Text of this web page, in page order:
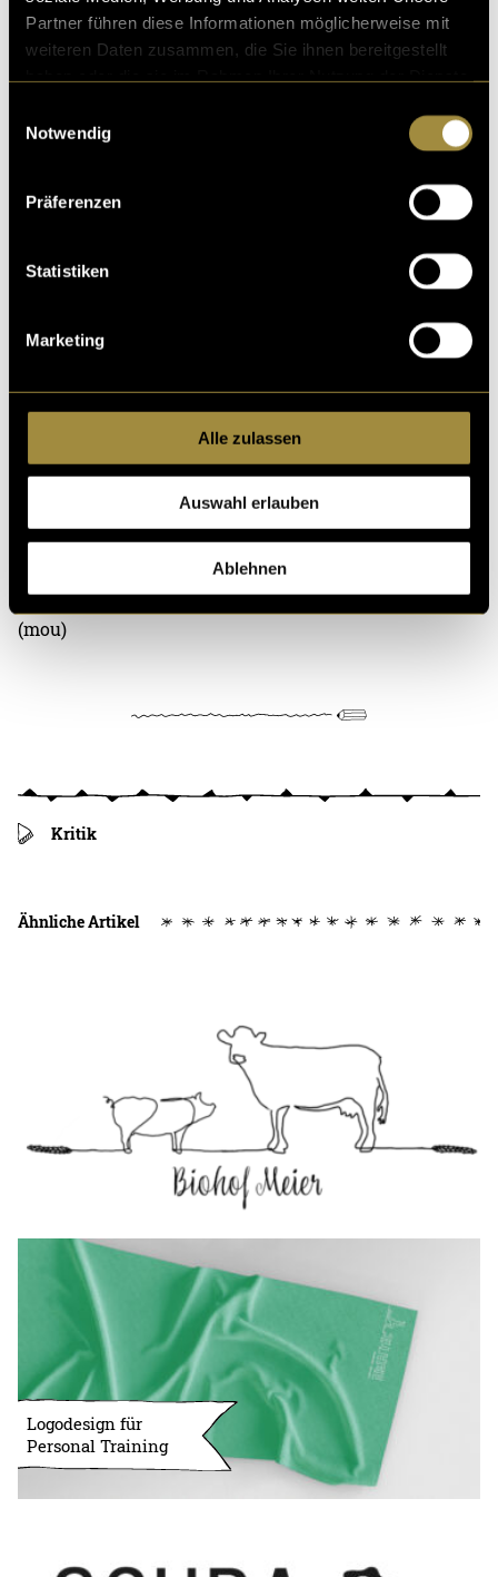
Partner führen diese Informationen möglicherweise mit
weiteren Daten zusammen, die Sie ihnen bereitgestellt
Notwendig
Präferenzen
Statistiken
Marketing
Alle zulassen
Auswahl erlauben
Ablehnen
Komfortzone zu verlassen, habe ich mich daran
gesetzt, das Logo in After Effects zu animieren. Was
daraus geworden ist, seht ihr im Video.
Bitte akzeptiere diestatistik, MarketingCookies um
(mou)
Kritik
Ähnliche Artikel
Logodesign für
Personal Training